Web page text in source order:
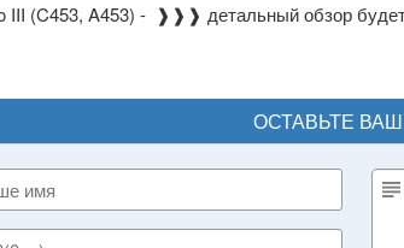
III (C453, A453) - ❱❱❱ детальный обзор
ОСТАВЬТЕ